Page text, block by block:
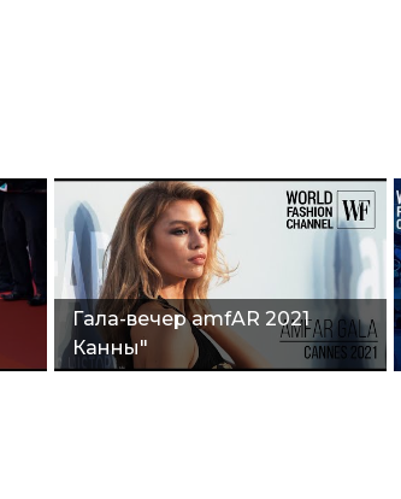
Гала-вечер amfAR 2021
Канны"